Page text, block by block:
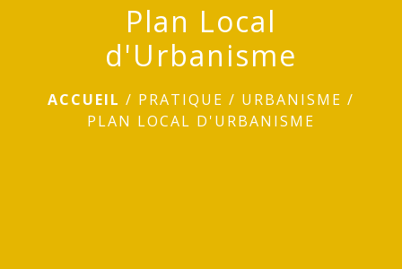
Plan Local
d'Urbanisme
ACCUEIL / PRATIQUE / URBANISME /
PLAN LOCAL D'URBANISME